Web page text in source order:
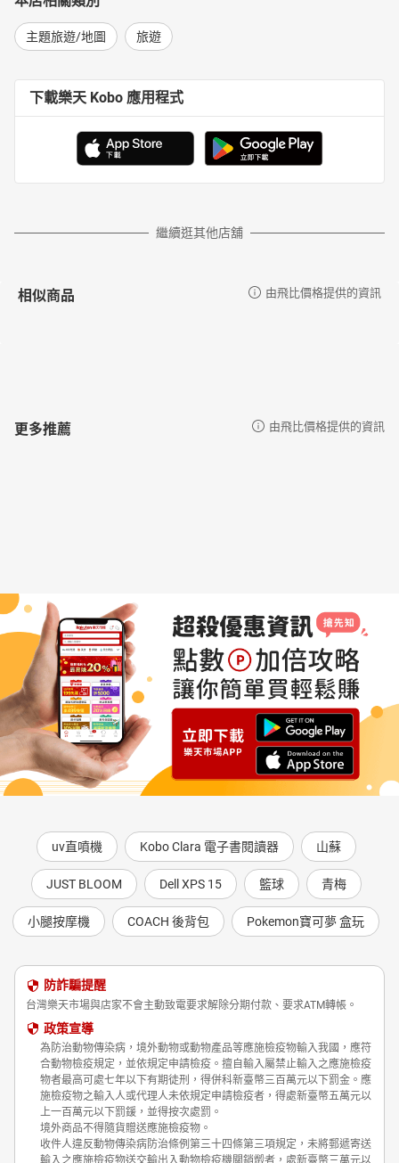
主題旅遊/地圖 旅遊
下載樂天 Kobo 應用程式
繼續逛其他店舖
相似商品 由飛比價格提供的資訊
更多推薦 由飛比價格提供的資訊
uv直噴機 Kobo Clara 電子書閱讀器 山蘇
JUST BLOOM Dell XPS 15 籃球 青梅
小腿按摩機 COACH 後背包 Pokemon寶可夢 盒玩
防詐騙提醒
台灣樂天市場與店家不會主動致電要求解除分期付款、要求ATM轉帳。
政策宣導
為防治動物傳染病，境外動物或動物產品等應施檢疫物輸入我國，應符
合動物檢疫規定，並依規定申請檢疫。擅自輸入屬禁止輸入之應施檢疫
物者最高可處七年以下有期徒刑，得併科新臺幣三百萬元以下罰金。應
施檢疫物之輸入人或代理人未依規定申請檢疫者，得處新臺幣五萬元以
上一百萬元以下罰鍰，並得按次處罰。
境外商品不得隨貨贈送應施檢疫物。
收件人違反動物傳染病防治條例第三十四條第三項規定，未將郵遞寄送
輸入之應施檢疫物送交輸出入動物檢疫機關銷燬者，處新臺幣三萬元以